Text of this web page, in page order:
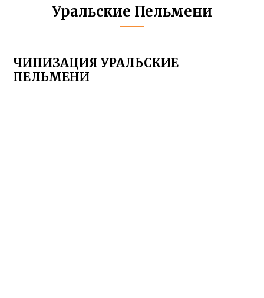
Уральские Пельмени
ЧИПИЗАЦИЯ УРАЛЬСКИЕ
ПЕЛЬМЕНИ